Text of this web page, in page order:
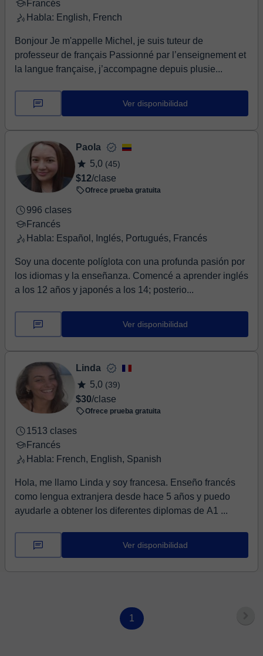
Francés
Habla: English, French
Bonjour Je m'appelle Michel, je suis tuteur de
professeur de français Passionné par l’enseignement et
la langue française, j’accompagne depuis plusie...
Ver disponibilidad
Paola
5,0 (45)
$12/clase
Ofrece prueba gratuita
996 clases
Francés
Habla: Español, Inglés, Portugués, Francés
Soy una docente políglota con una profunda pasión por
los idiomas y la enseñanza. Comencé a aprender inglés
a los 12 años y japonés a los 14; posterio...
Ver disponibilidad
Linda
5,0 (39)
$30/clase
Ofrece prueba gratuita
1513 clases
Francés
Habla: French, English, Spanish
Hola, me llamo Linda y soy francesa. Enseño francés
como lengua extranjera desde hace 5 años y puedo
ayudarle a obtener los diferentes diplomas de A1 ...
Ver disponibilidad
1